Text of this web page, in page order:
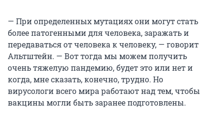
— При определенных мутациях они могут стать
более патогенными для человека, заражать и
передаваться от человека к человеку, — говорит
Альтштейн. — Вот тогда мы можем получить
очень тяжелую пандемию, будет это или нет и
когда, мне сказать, конечно, трудно. Но
вирусологи всего мира работают над тем, чтобы
вакцины могли быть заранее подготовлены.